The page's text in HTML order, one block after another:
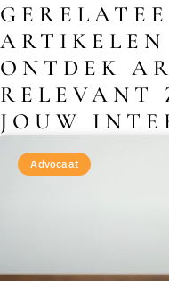
ARTIKELEN
ONTDEK
RELEVANT
JOUW
Advocaat